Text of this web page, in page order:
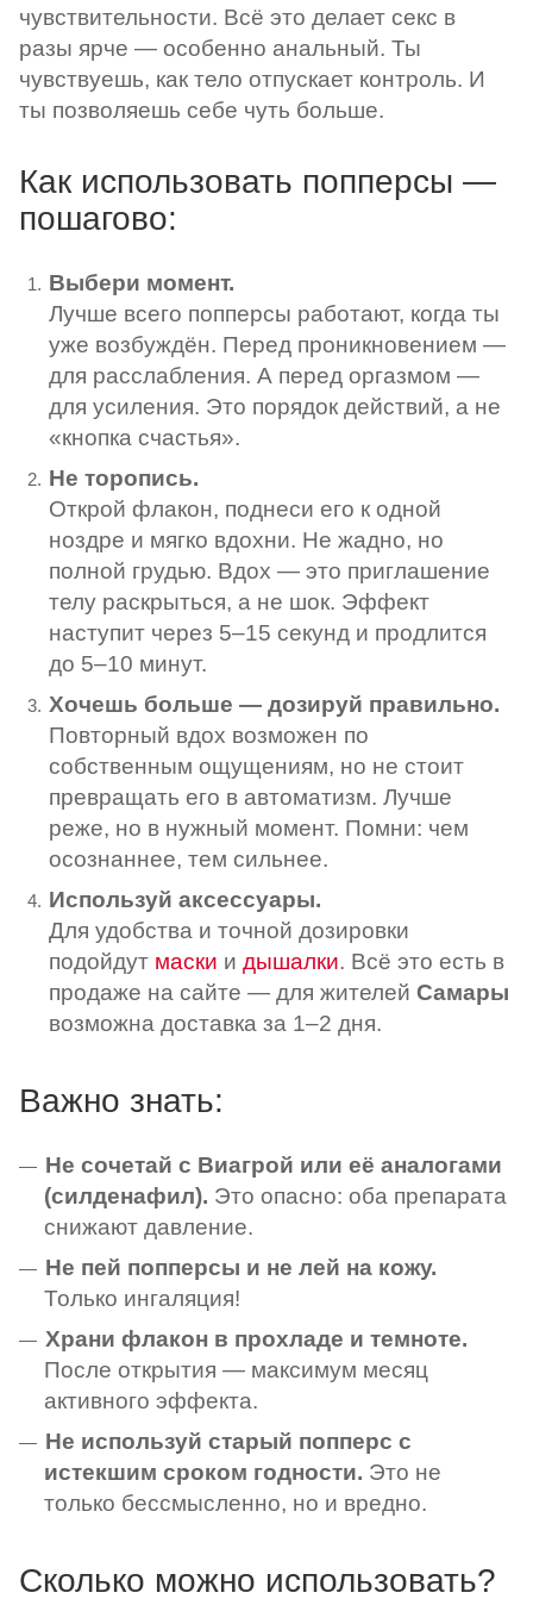
чувствительности. Всё это делает секс в
разы ярче — особенно анальный. Ты
чувствуешь, как тело отпускает контроль. И
ты позволяешь себе чуть больше.
Как использовать попперсы —
пошагово:
Выбери момент.
Лучше всего попперсы работают, когда ты
уже возбуждён. Перед проникновением —
для расслабления. А перед оргазмом —
для усиления. Это порядок действий, а не
«кнопка счастья».
Не торопись.
Открой флакон, поднеси его к одной
ноздре и мягко вдохни. Не жадно, но
полной грудью. Вдох — это приглашение
телу раскрыться, а не шок. Эффект
наступит через 5–15 секунд и продлится
до 5–10 минут.
Хочешь больше — дозируй правильно.
Повторный вдох возможен по
собственным ощущениям, но не стоит
превращать его в автоматизм. Лучше
реже, но в нужный момент. Помни: чем
осознаннее, тем сильнее.
Используй аксессуары.
Для удобства и точной дозировки
подойдут маски и дышалки. Всё это есть в
продаже на сайте — для жителей Самары
возможна доставка за 1–2 дня.
Важно знать:
Не сочетай с Виагрой или её аналогами
(силденафил). Это опасно: оба препарата
снижают давление.
Не пей попперсы и не лей на кожу.
Только ингаляция!
Храни флакон в прохладе и темноте.
После открытия — максимум месяц
активного эффекта.
Не используй старый попперс с
истекшим сроком годности. Это не
только бессмысленно, но и вредно.
Сколько можно использовать?